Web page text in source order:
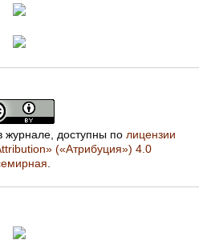
журнале, доступны по лицензии
(«Атрибуция») 4.0